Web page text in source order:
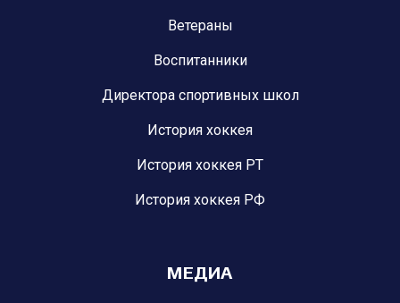
Ветераны
Воспитанники
Директора спортивных школ
История хоккея
История хоккея РТ
История хоккея РФ
МЕДИА